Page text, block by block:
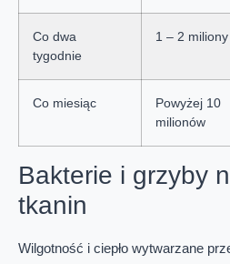
Co dwa
tygodnie
1 – 2 miliony
Co miesiąc
Powyżej 10
milionów
Bakterie i grzyby
tkanin
Wilgotność i ciepło wytwarzane